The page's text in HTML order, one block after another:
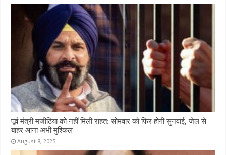
पूर्व मंत्री मजीठिया को नहीं मिली राहत: सोमवार को फिर होगी सुनवाई, जेल से
बाहर आना अभी मुश्किल
August 8, 2025